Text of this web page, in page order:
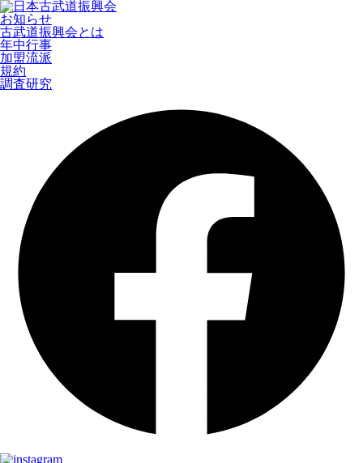
お知らせ
古武道振興会とは
年中行事
加盟流派
規約
調査研究